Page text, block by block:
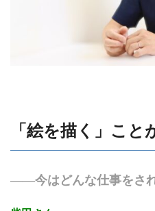
「絵を描く」こと
――今はどんな仕事をさ